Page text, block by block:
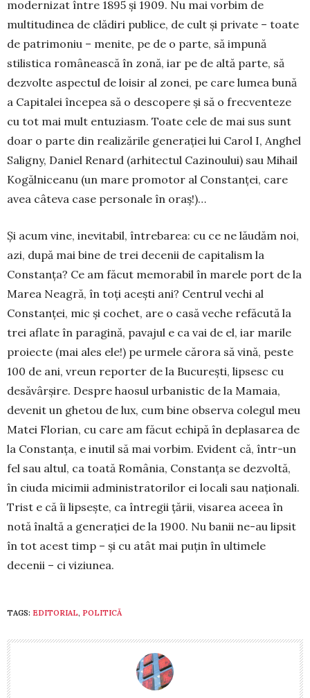
modernizat între 1895 și 1909. Nu mai vorbim de
multitudinea de clădiri publice, de cult și private – toate
de patrimoniu – menite, pe de o parte, să impună
stilistica românească în zonă, iar pe de altă parte, să
dezvolte aspectul de loisir al zonei, pe care lumea bună
a Capitalei începea să o descopere și să o frecventeze
cu tot mai mult entuziasm. Toate cele de mai sus sunt
doar o parte din realizările generației lui Carol I, Anghel
Saligny, Daniel Renard (arhitectul Cazinoului) sau Mihail
Kogălniceanu (un mare promotor al Constanței, care
avea câteva case personale în oraș!)…
Și acum vine, inevitabil, întrebarea: cu ce ne lăudăm noi,
azi, după mai bine de trei decenii de capitalism la
Constanța? Ce am făcut memorabil în marele port de la
Marea Neagră, în toți acești ani? Centrul vechi al
Constanței, mic și cochet, are o casă veche refăcută la
trei aflate în paragină, pavajul e ca vai de el, iar marile
proiecte (mai ales ele!) pe urmele cărora să vină, peste
100 de ani, vreun reporter de la București, lipsesc cu
desăvârșire. Despre haosul urbanistic de la Mamaia,
devenit un ghetou de lux, cum bine observa colegul meu
Matei Florian, cu care am făcut echipă în deplasarea de
la Constanța, e inutil să mai vorbim. Evident că, într-un
fel sau altul, ca toată România, Constanța se dezvoltă,
în ciuda micimii administratorilor ei locali sau naționali.
Trist e că îi lipsește, ca întregii țării, visarea aceea în
notă înaltă a generației de la 1900. Nu banii ne-au lipsit
în tot acest timp – și cu atât mai puțin în ultimele
decenii – ci viziunea.
TAGS: EDITORIAL, POLITICĂ